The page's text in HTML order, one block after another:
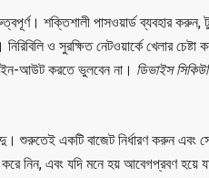
শক্তিশালী পাসওয়ার্ড ব্যবহার
ও সুরক্ষিত নেটওয়ার্কে খেলার
আউট করতে ভুলবেন না। ডিভাইস
শুরুতেই একটি বাজেট নির্ধারণ করুন এবং
নিন, এবং যদি মনে হয় আবেগপ্রবণ হয়ে